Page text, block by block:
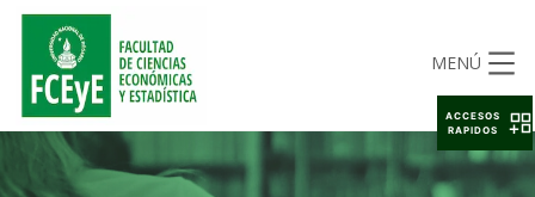
MENÚ
ACCESOS
RAPIDOS